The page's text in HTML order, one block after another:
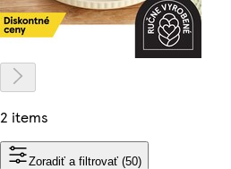
2 items
Zoradiť a filtrovať (50)